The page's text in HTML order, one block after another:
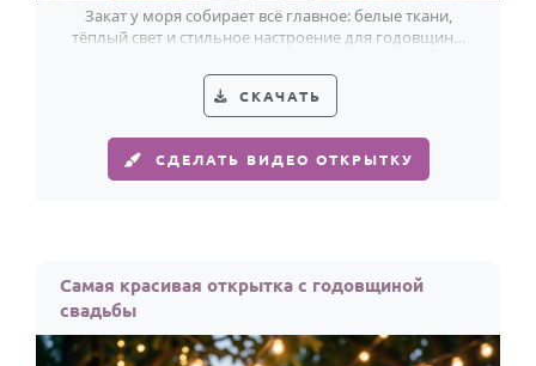
Закат у моря собирает всё главное: белые ткани,
тёплый свет и стильное настроение для годовщины
СКАЧАТЬ
СДЕЛАТЬ ВИДЕО ОТКРЫТКУ
Самая красивая открытка с годовщиной
свадьбы